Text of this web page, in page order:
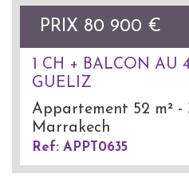
PRIX 80 900 €
1 CH + BALCON AU
GUELIZ
Appartement 52 m² -
Marrakech
Ref: APPT0635